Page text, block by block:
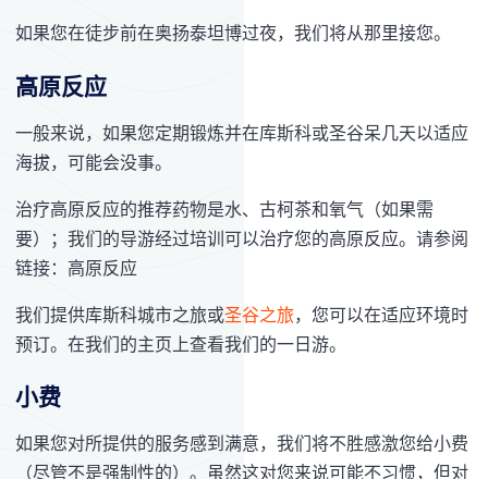
如果您在徒步前在奥扬泰坦博过夜，我们将从那里接您。
高原反应
一般来说，如果您定期锻炼并在库斯科或圣谷呆几天以适应
海拔，可能会没事。
治疗高原反应的推荐药物是水、古柯茶和氧气（如果需
要）；我们的导游经过培训可以治疗您的高原反应。请参阅
链接：高原反应
我们提供库斯科城市之旅或圣谷之旅，您可以在适应环境时
预订。在我们的主页上查看我们的一日游。
小费
如果您对所提供的服务感到满意，我们将不胜感激您给小费
（尽管不是强制性的）。虽然这对您来说可能不习惯，但对